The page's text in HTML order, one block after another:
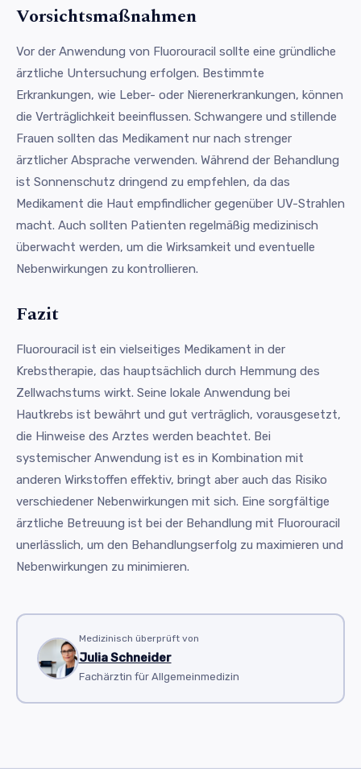
Vorsichtsmaßnahmen
Vor der Anwendung von Fluorouracil sollte eine gründliche
ärztliche Untersuchung erfolgen. Bestimmte
Erkrankungen, wie Leber- oder Nierenerkrankungen, können
die Verträglichkeit beeinflussen. Schwangere und stillende
Frauen sollten das Medikament nur nach strenger
ärztlicher Absprache verwenden. Während der Behandlung
ist Sonnenschutz dringend zu empfehlen, da das
Medikament die Haut empfindlicher gegenüber UV-Strahlen
macht. Auch sollten Patienten regelmäßig medizinisch
überwacht werden, um die Wirksamkeit und eventuelle
Nebenwirkungen zu kontrollieren.
Fazit
Fluorouracil ist ein vielseitiges Medikament in der
Krebstherapie, das hauptsächlich durch Hemmung des
Zellwachstums wirkt. Seine lokale Anwendung bei
Hautkrebs ist bewährt und gut verträglich, vorausgesetzt,
die Hinweise des Arztes werden beachtet. Bei
systemischer Anwendung ist es in Kombination mit
anderen Wirkstoffen effektiv, bringt aber auch das Risiko
verschiedener Nebenwirkungen mit sich. Eine sorgfältige
ärztliche Betreuung ist bei der Behandlung mit Fluorouracil
unerlässlich, um den Behandlungserfolg zu maximieren und
Nebenwirkungen zu minimieren.
Medizinisch überprüft von
Julia Schneider
Fachärztin für Allgemeinmedizin